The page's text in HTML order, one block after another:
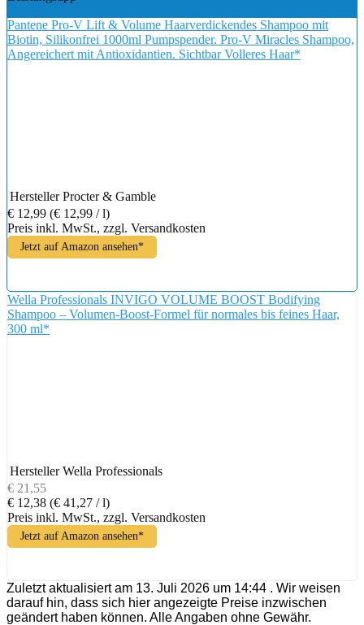
Pantene Pro-V Lift & Volume Haarverdickendes Shampoo mit
Biotin, Silikonfrei 1000ml Pumpspender. Pro-V Miracles Shampoo,
Angereichert mit Antioxidantien. Sichtbar Volleres Haar*
Hersteller Procter & Gamble
€ 12,99 (€ 12,99 / l)
Preis inkl. MwSt., zzgl. Versandkosten
Jetzt auf Amazon ansehen*
Wella Professionals INVIGO VOLUME BOOST Bodifying
Shampoo – Volumen-Boost-Formel für normales bis feines Haar,
300 ml*
Hersteller Wella Professionals
€ 21,55
€ 12,38 (€ 41,27 / l)
Preis inkl. MwSt., zzgl. Versandkosten
Jetzt auf Amazon ansehen*
Zuletzt aktualisiert am 13. Juli 2026 um 14:44 . Wir weisen
darauf hin, dass sich hier angezeigte Preise inzwischen
geändert haben können. Alle Angaben ohne Gewähr.